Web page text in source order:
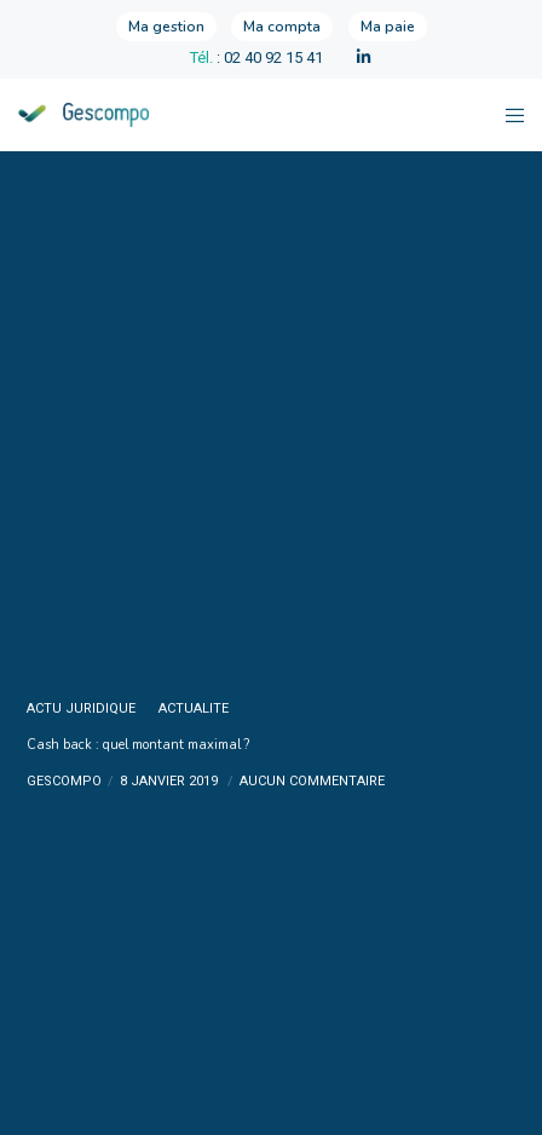
Ma gestion Ma compta Ma paie
Tél. : 02 40 92 15 41
ACTU JURIDIQUE ACTUALITE
Cash back : quel montant maximal ?
GESCOMPO 8 JANVIER 2019 AUCUN COMMENTAIRE